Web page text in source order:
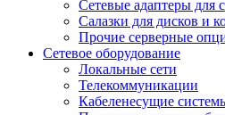
Сетевые адаптеры для
Салазки для дисков и
Прочие серверные
Сетевое оборудование
Локальные сети
Телекоммуникации
Кабеленесущие